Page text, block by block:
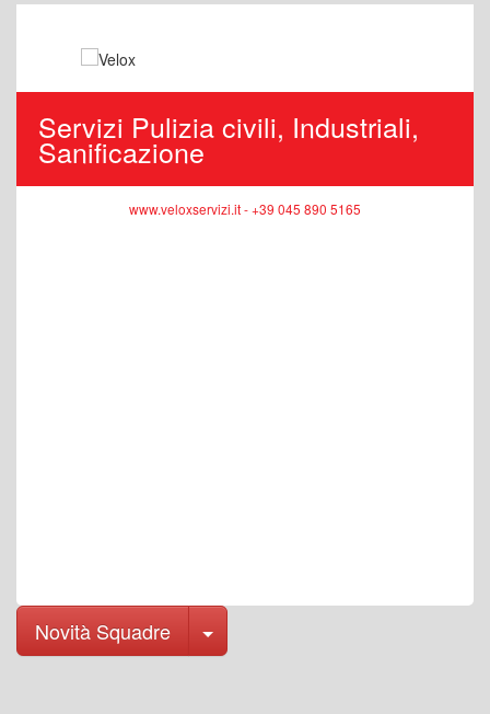
Servizi Pulizia civili, Industriali,
Sanificazione
www.veloxservizi.it - +39 045 890 5165
Novità Squadre Toggle Dropdown